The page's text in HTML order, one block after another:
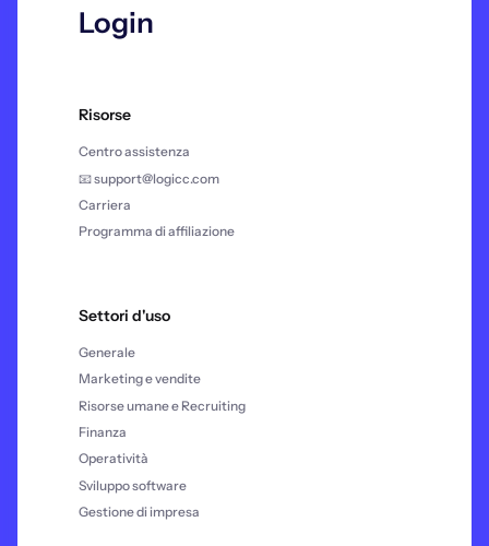
Login
Risorse
Centro assistenza
📧 support@logicc.com
Carriera
Programma di affiliazione
Settori d'uso
Generale
Marketing e vendite
Risorse umane e Recruiting
Finanza
Operatività
Sviluppo software
Gestione di impresa